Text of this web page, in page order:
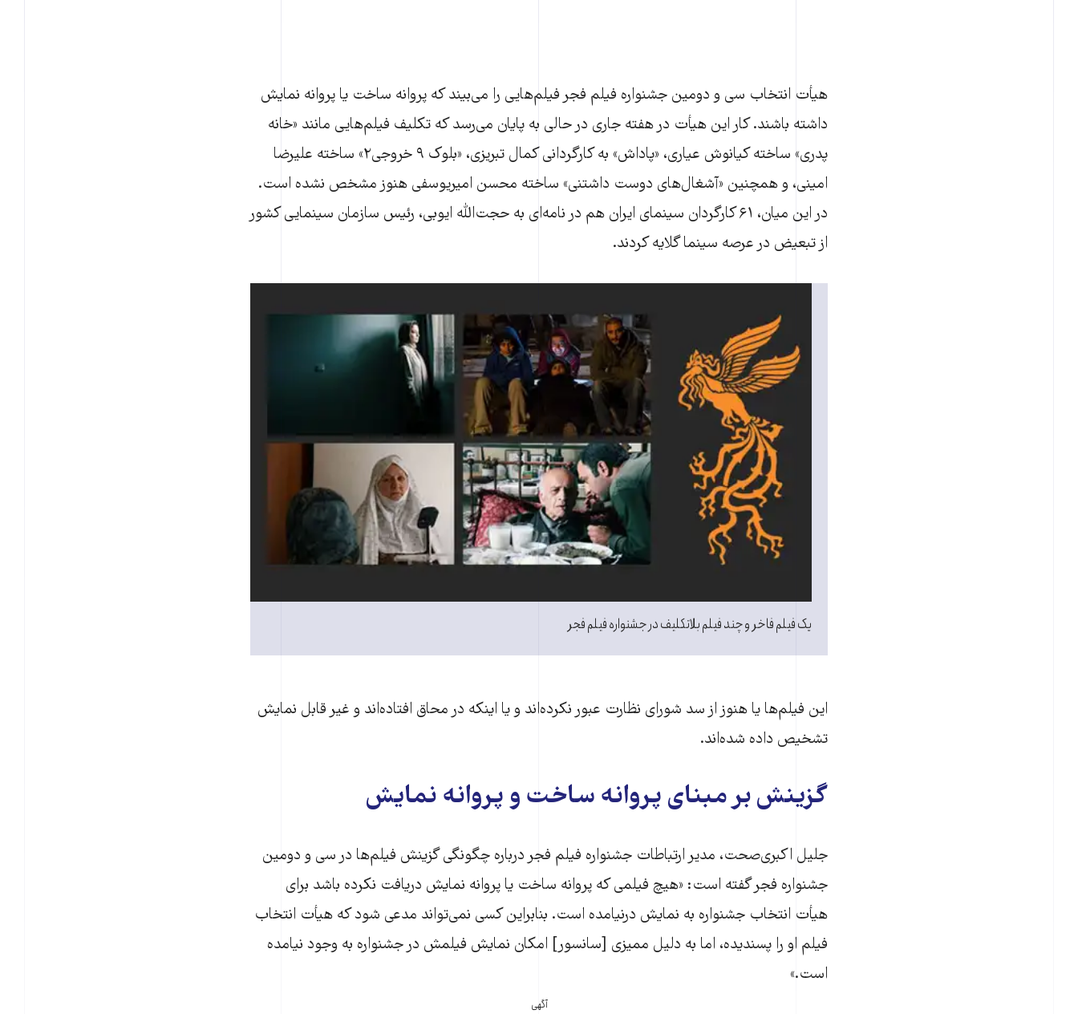
هیأت انتخاب سی و دومین جشنواره فیلم فجر فیلم‌هایی را می‌بیند که پروانه ساخت یا پروانه نمایش
داشته باشند. کار این هیأت در هفته جاری در حالی به پایان می‌رسد که تکلیف فیلم‌هایی مانند «خانه
پدری» ساخته کیانوش عیاری، «پاداش» به کارگردانی کمال تبریزی، «بلوک ۹ خروجی۲» ساخته علیرضا
امینی، و همچنین «آشغال‌های دوست داشتنی» ساخته محسن امیریوسفی هنوز مشخص نشده است.
در این میان، ۶۱ کارگردان سینمای ایران هم در نامه‌ای به حجت‌الله ایوبی، رئیس سازمان سینمایی کشور
از تبعیض در عرصه سینما گلایه کردند.
یک فیلم فاخر و چند فیلم بلاتکلیف در جشنواره فیلم فجر
این فیلم‌ها یا هنوز از سد شورای نظارت عبور نکرده‌اند و یا اینکه در محاق افتاده‌اند و غیر قابل نمایش
تشخیص داده شده‌اند.
گزینش بر مبنای پروانه ساخت و پروانه نمایش
جلیل اکبری‌صحت، مدیر ارتباطات جشنواره فیلم فجر درباره چگونگی گزینش فیلم‌ها در سی و دومین
جشنواره فجر گفته است: «هیچ فیلمی که پروانه ساخت یا پروانه نمایش دریافت نکرده باشد برای
هیأت انتخاب جشنواره به نمایش درنیامده است. بنابراین کسی نمی‌تواند مدعی شود که هیأت انتخاب
فیلم او را پسندیده، اما به دلیل ممیزی [سانسور] امکان نمایش فیلمش در جشنواره به وجود نیامده
است.»
آگهی